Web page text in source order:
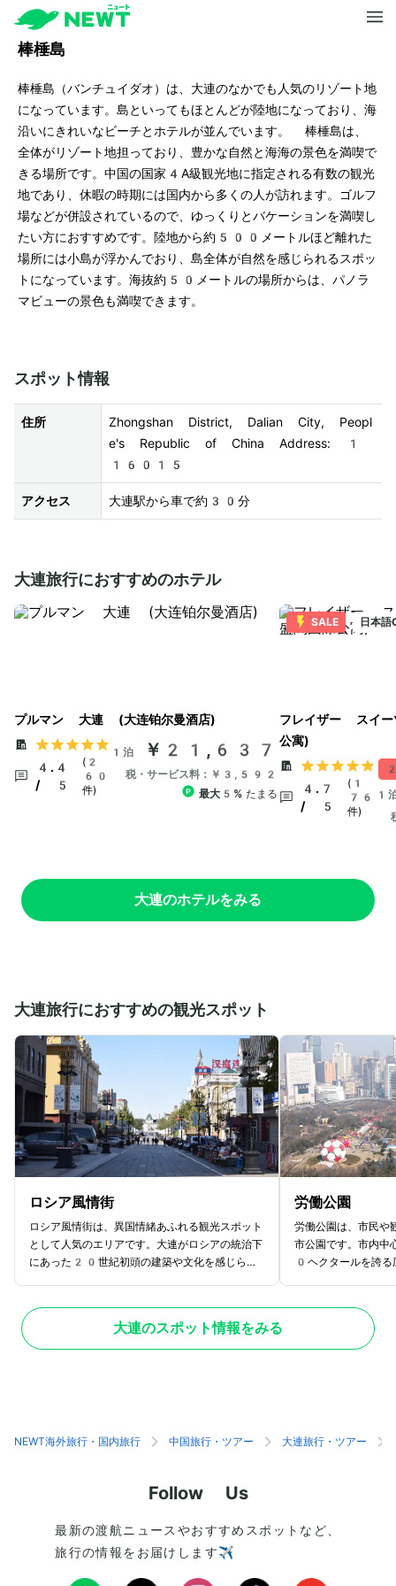
棒棰島
棒棰島（バンチュイダオ）は、大連のなかでも人気のリゾート地
になっています。島といってもほとんどが陸地になっており、海
沿いにきれいなビーチとホテルが並んでいます。 棒棰島は、
全体がリゾート地担っており、豊かな自然と海海の景色を満喫で
きる場所です。中国の国家4A級観光地に指定される有数の観光
地であり、休暇の時期には国内から多くの人が訪れます。ゴルフ
場などが併設されているので、ゆっくりとバケーションを満喫し
たい方におすすめです。陸地から約500メートルほど離れた
場所には小島が浮かんでおり、島全体が自然を感じられるスポッ
トになっています。海抜約50メートルの場所からは、パノラ
マビューの景色も満喫できます。
スポット情報
住所
Zhongshan District, Dalian City, Peopl
e's Republic of China Address: 1
16015
アクセス 大連駅から車で約30分
大連旅行におすすめのホテル
プルマン 大連 (大连铂尔曼酒店)
4.4
/ 5
(2
60
件)
1泊 ￥21,637
税・サービス料：￥3,592
最大5% たまる
SALE 日本語
フレイザー スイ
公寓)
4.7
/ 5
(1
76
件)
1
大連のホテルをみる
大連旅行におすすめの観光スポット
ロシア風情街
ロシア風情街は、異国情緒あふれる観光スポット
として人気のエリアです。大連がロシアの統治下
にあった20世紀初頭の建築や文化を感じられ
ロッパ風の建物が立ち並び、まるで時を遡ったよ
うな感覚を味わえます。周辺には多くのショップ
やレストラン、カフェがあり、観光で訪れるのに
は、ボルシチやピロシキなどの料理を楽しめるな
労働公園
労働公園は、市民や
市公園です。市内
0ヘクタールを誇る
のがおすすめポイ
花々が咲き誇る癒
でボート遊びが楽し
大連の街並みや海、
大連のスポット情報をみる
NEWT海外旅行・国内旅行 中国旅行・ツアー 大連旅行・ツアー
Follow Us
最新の渡航ニュースやおすすめスポットなど、
旅行の情報をお届けします✈️